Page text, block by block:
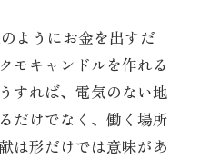
ようにお金を出すだ
モキャンドルを作れる
すれば、電気のない地
だけでなく、働く場所
は形だけでは意味があ